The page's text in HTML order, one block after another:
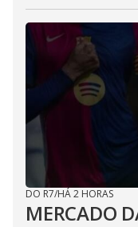
DO R7/HÁ 2 HORAS
MERCADO